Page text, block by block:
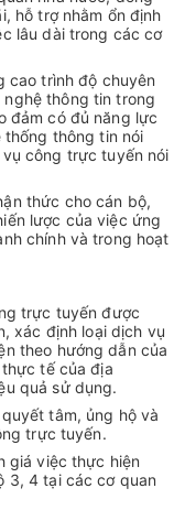
hỗ trợ nhằm ổn định
lâu dài trong các cơ
cao trình độ chuyên
thông tin trong
đảm có đủ năng lực
thông tin nói
công trực tuyến nói
thức cho cán bộ,
lược của việc ứng
chính và trong hoạt
trực tuyến được
xác định loại dịch vụ
theo hướng dẫn của
tế của địa
quả sử dụng.
tâm, ủng hộ và
trực tuyến.
giá việc thực hiện
3, 4 tại các cơ quan